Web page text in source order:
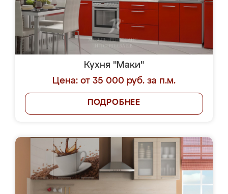
Кухня "Маки"
Цена: от 35 000 руб. за п.м.
ПОДРОБНЕЕ